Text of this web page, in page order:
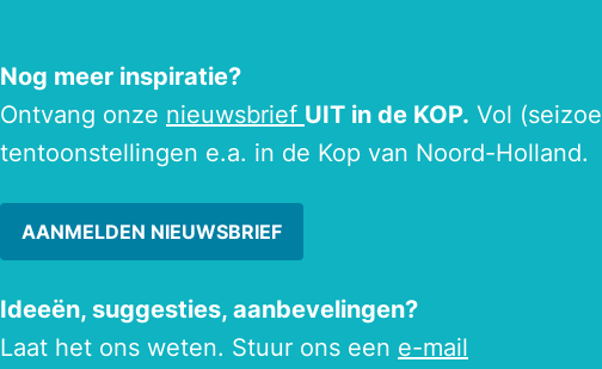
Nog meer inspiratie?
Ontvang onze nieuwsbrief UIT in de KOP. Vol
tentoonstellingen e.a. in de Kop van Noord-Holland.
AANMELDEN NIEUWSBRIEF
Ideeën, suggesties, aanbevelingen?
Laat het ons weten. Stuur ons een e-mail